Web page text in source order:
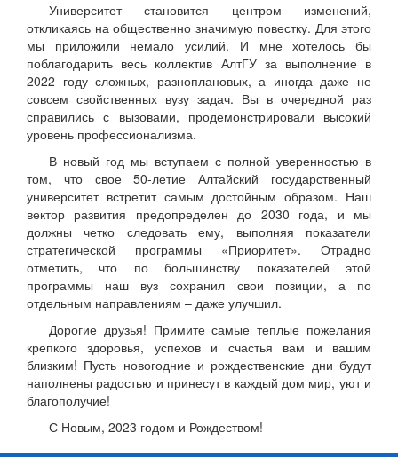
Университет становится центром изменений,
откликаясь на общественно значимую повестку. Для этого
мы приложили немало усилий. И мне хотелось бы
поблагодарить весь коллектив АлтГУ за выполнение в
2022 году сложных, разноплановых, а иногда даже не
совсем свойственных вузу задач. Вы в очередной раз
справились с вызовами, продемонстрировали высокий
уровень профессионализма.
В новый год мы вступаем с полной уверенностью в
том, что свое 50-летие Алтайский государственный
университет встретит самым достойным образом. Наш
вектор развития предопределен до 2030 года, и мы
должны четко следовать ему, выполняя показатели
стратегической программы «Приоритет». Отрадно
отметить, что по большинству показателей этой
программы наш вуз сохранил свои позиции, а по
отдельным направлениям – даже улучшил.
Дорогие друзья! Примите самые теплые пожелания
крепкого здоровья, успехов и счастья вам и вашим
близким! Пусть новогодние и рождественские дни будут
наполнены радостью и принесут в каждый дом мир, уют и
благополучие!
С Новым, 2023 годом и Рождеством!